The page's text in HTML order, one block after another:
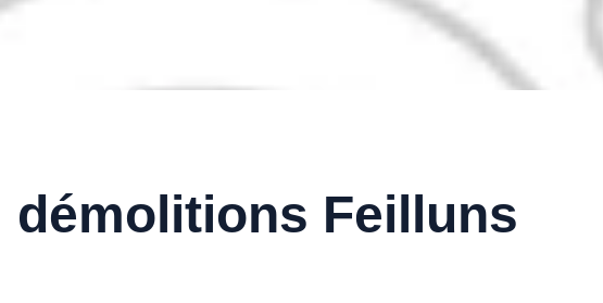
démolitions Feilluns